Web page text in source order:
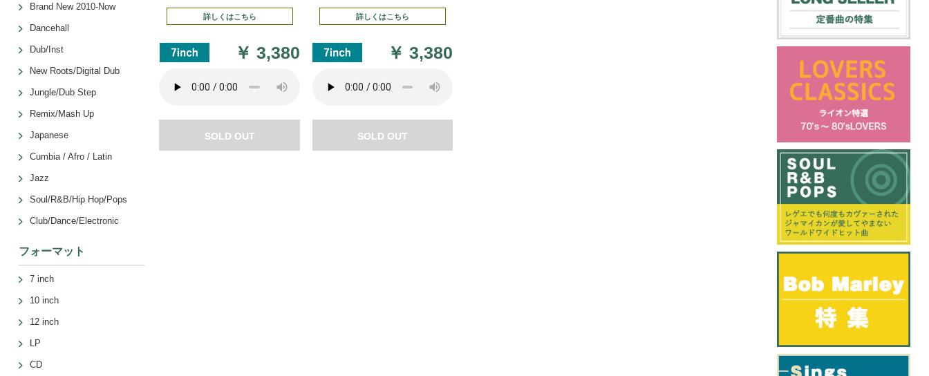
詳しくはこちら
￥3,380
SOLD OUT
詳しくはこちら
￥3,380
SOLD OUT
Brand New 2010-Now
Dancehall
Dub/Inst
New Roots/Digital Dub
Jungle/Dub Step
Remix/Mash Up
Japanese
Cumbia / Afro / Latin
Jazz
Soul/R&B/Hip Hop/Pops
Club/Dance/Electronic
フォーマット
7 inch
10 inch
12 inch
LP
CD